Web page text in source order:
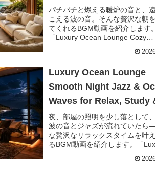
Sleep & Ocean Waves🔥
と波音に包まれる贅沢な
ーシャンジャズBGM【1
パチパチと燃える暖炉の音と、
こえる波の音。そんな贅沢な朝
てくれるBGM動画を紹介します。
「Luxury Ocean Lounge Cozy
Luxury Ocean Lounge
Smooth Night Jazz &
Waves for Relax, Study
Sleep🌊夜の作業・安眠
なラグジュアリーオーシ
ャズBGM【1時間43分】
夜、部屋の照明を少し落として
波の音とジャズが流れていた
な贅沢なリラックスタイムを叶
るBGM動画を紹介します。「